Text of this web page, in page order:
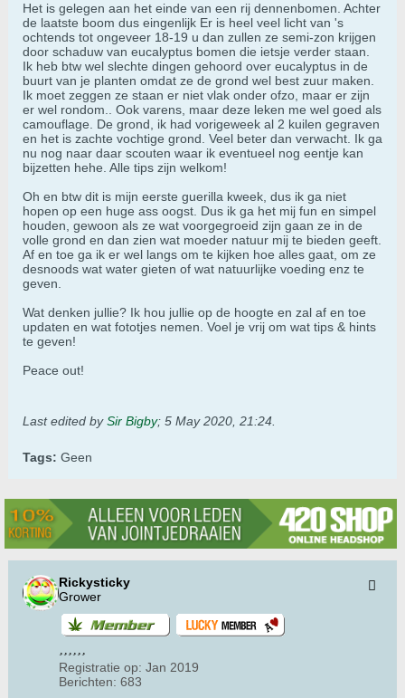
Het is gelegen aan het einde van een rij dennenbomen. Achter
de laatste boom dus eingenlijk Er is heel veel licht van 's
ochtends tot ongeveer 18-19 u dan zullen ze semi-zon krijgen
door schaduw van eucalyptus bomen die ietsje verder staan.
Ik heb btw wel slechte dingen gehoord over eucalyptus in de
buurt van je planten omdat ze de grond wel best zuur maken.
Ik moet zeggen ze staan er niet vlak onder ofzo, maar er zijn
er wel rondom.. Ook varens, maar deze leken me wel goed als
camouflage. De grond, ik had vorigeweek al 2 kuilen gegraven
en het is zachte vochtige grond. Veel beter dan verwacht. Ik ga
nu nog naar daar scouten waar ik eventueel nog eentje kan
bijzetten hehe. Alle tips zijn welkom!
Oh en btw dit is mijn eerste guerilla kweek, dus ik ga niet
hopen op een huge ass oogst. Dus ik ga het mij fun en simpel
houden, gewoon als ze wat voorgegroeid zijn gaan ze in de
volle grond en dan zien wat moeder natuur mij te bieden geeft.
Af en toe ga ik er wel langs om te kijken hoe alles gaat, om ze
desnoods wat water gieten of wat natuurlijke voeding enz te
geven.
Wat denken jullie? Ik hou jullie op de hoogte en zal af en toe
updaten en wat fototjes nemen. Voel je vrij om wat tips & hints
te geven!
Peace out!
Last edited bySir Bigby; 5 May 2020, 21:24
Tags: Geen
Rickysticky
Grower
Registratie op: Jan 2019
Berichten: 683